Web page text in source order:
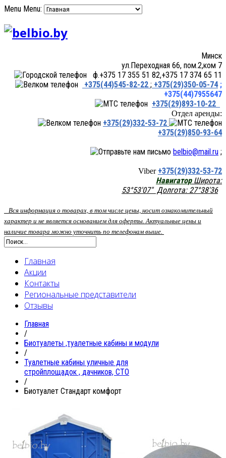
Menu Menu:
Минск
ул.Переходная 66, пом.2,ком 7
ф.+375 17 355 51 82,+375 17 374 65 11
+375(44)545-82-22 ; +375(29)350-05-74 ;
+375(44)7955647
+375(29)893-10-22
Отдел аренды:
+375(29)332-53-72
+375(29)850-93-64
belbio@mail.ru ;
Viber +375(29)332-53-72
НавигаторШирота:
53°53'07" Долгота: 27°38'36
Вся информация о товарах, в том числе цены, носит ознакомительный
характер и не является основанием для оферты. Актуальные цены и
наличие товара можно уточнить по телефонам выше.
Главная
Акции
Контакты
Региональные представители
Отзывы
Главная
/
Биотуалеты ,туалетные кабины и модули
/
Туалетные кабины уличные для
стройплощадок , дачников, СТО
/
Биотуалет Стандарт комфорт